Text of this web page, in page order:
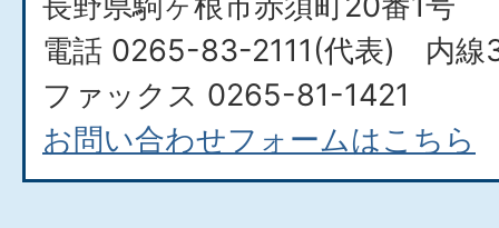
電話 0265-83-2111(代表) 内線
ファックス 0265-81-1421
お問い合わせフォームはこちら